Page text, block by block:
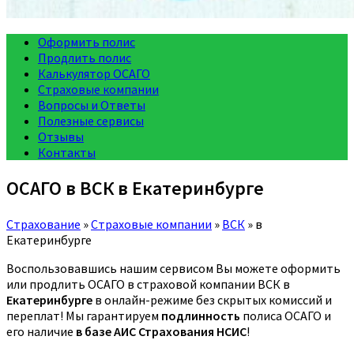
Оформить полис
Продлить полис
Калькулятор ОСАГО
Страховые компании
Вопросы и Ответы
Полезные сервисы
Отзывы
Контакты
ОСАГО в ВСК в Екатеринбурге
Страхование »Страховые компании » ВСК » в
Екатеринбурге
Воспользовавшись нашим сервисом Вы можете оформить
или продлить ОСАГО в страховой компании ВСК в
Екатеринбурге в онлайн-режиме без скрытых комиссий и
переплат! Мы гарантируем подлинность полиса ОСАГО и
его наличие в базе АИС Страхования НСИС!